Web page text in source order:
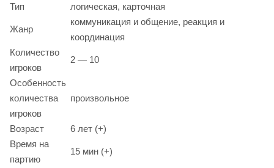
Тип
логическая, карточная
Жанр
коммуникация и общение, реакция и
координация
Количество
игроков
2 — 10
Особенность
количества
игроков
произвольное
Возраст
6 лет (+)
Время на
партию
15 мин (+)